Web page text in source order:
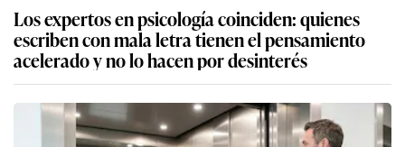
Los expertos en psicología coinciden: quienes
escriben con mala letra tienen el pensamiento
acelerado y no lo hacen por desinterés